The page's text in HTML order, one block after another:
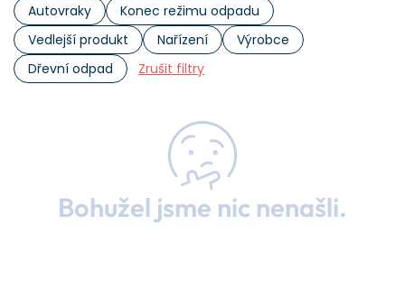
Autovraky
Konec režimu odpadu
Vedlejší produkt
Nařízení
Výrobce
Dřevní odpad
Zrušit filtry
Bohužel jsme nic nenašli.